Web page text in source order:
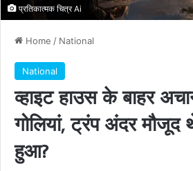
प्रतिकात्मक चित्र Ai
Home / National
National
व्हाइट हाउस के बाहर
गोलियां, ट्रंप अंदर मौजूद
हुआ?